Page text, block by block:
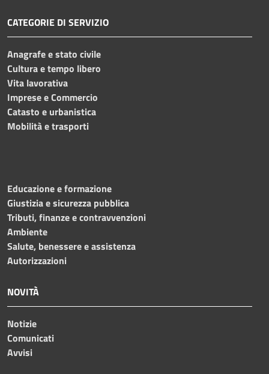
CATEGORIE DI SERVIZIO
Anagrafe e stato civile
Cultura e tempo libero
Vita lavorativa
Imprese e Commercio
Catasto e urbanistica
Mobilità e trasporti
Educazione e formazione
Giustizia e sicurezza pubblica
Tributi, finanze e contravvenzioni
Ambiente
Salute, benessere e assistenza
Autorizzazioni
NOVITÀ
Notizie
Comunicati
Avvisi